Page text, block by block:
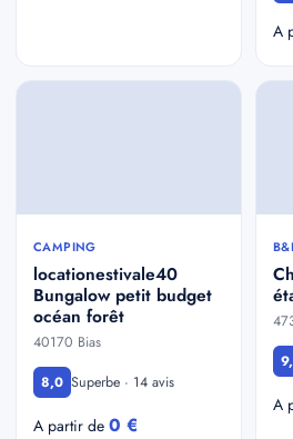
A
CAMPING
locationestivale40
Bungalow petit budget
océan forêt
40170 Bias
8,0 Superbe · 14 avis
A partir de 0 €
A